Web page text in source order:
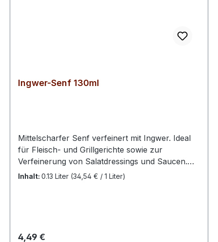
Ingwer-Senf 130ml
Mittelscharfer Senf verfeinert mit Ingwer. Ideal
für Fleisch- und Grillgerichte sowie zur
Verfeinerung von Salatdressings und Saucen.
Geschmacksrichtung: fruchtig, mittelscharf
Eiweiß: 4,2 g Salz: 2,1 g Zutaten: Natürliches
Inhalt: 0.13 Liter (34,54 € / 1 Liter)
Regulärer Preis:
4,49 €